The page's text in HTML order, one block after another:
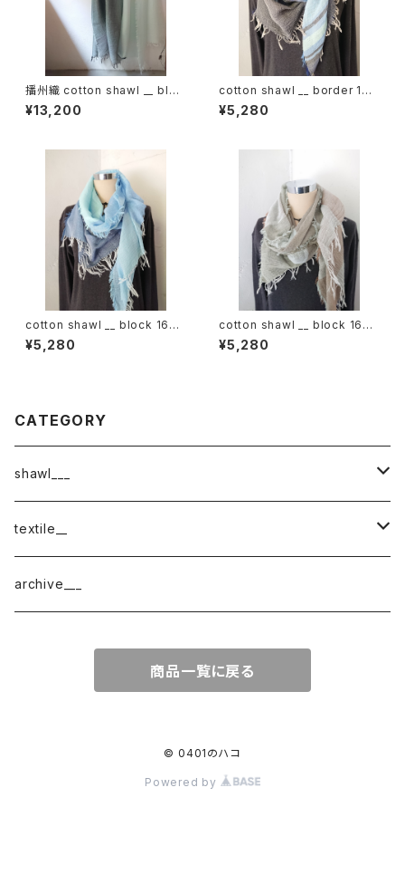
播州織 cotton shawl __ bloc
k 220-120 月鏡KW
¥13,200
cotton shawl __ border 160
蒼昊w
¥5,280
cotton shawl __ block 160
昊天w
¥5,280
cotton shawl __ block 160
裏葉w
¥5,280
CATEGORY
shawl___
cotton
border
cotton × wool
textile__
織物
archive___
商品一覧に戻る
© 0401のハコ
Powered by